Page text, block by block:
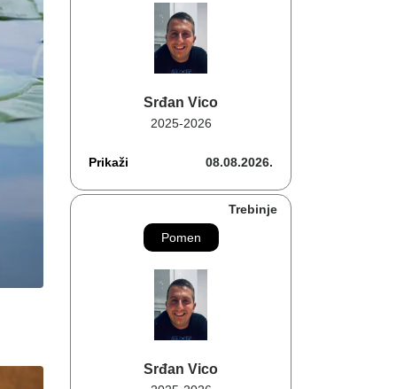
Srđan Vico
2025-2026
Prikaži 08.08.2026.
Trebinje
Pomen
Srđan Vico